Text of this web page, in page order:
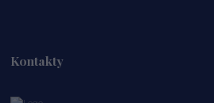
Kontakty